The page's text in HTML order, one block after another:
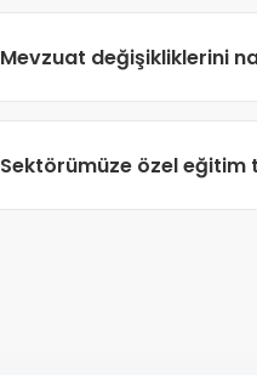
dokunan diğer
Mevzuat değişikliklerini
anında haberdar
Sektörümüze özel eğitim